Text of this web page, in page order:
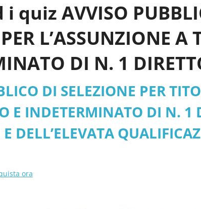
quiz AVVISO
L’ASSUNZIONE A
DI N. 1
E DELL’ELEVATA
di Rieti pdf
DI SELEZIONE PER
E INDETERMINATO DI N. 1
DELL’ELEVATA
ora